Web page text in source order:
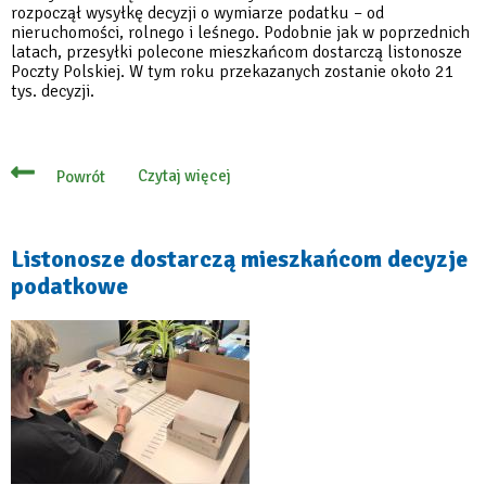
rozpoczął wysyłkę decyzji o wymiarze podatku – od
nieruchomości, rolnego i leśnego. Podobnie jak w poprzednich
latach, przesyłki polecone mieszkańcom dostarczą listonosze
Poczty Polskiej. W tym roku przekazanych zostanie około 21
tys. decyzji.
Powrót Czytaj więcej
o
decyzje
podatkowe
Listonosze dostarczą mieszkańcom decyzje
podatkowe